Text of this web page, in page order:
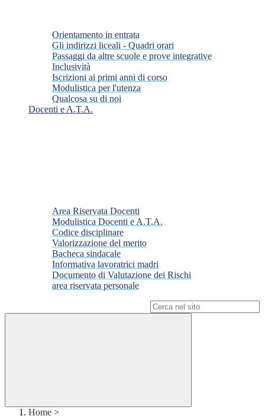
Orientamento in entrata
Gli indirizzi liceali - Quadri orari
Passaggi da altre scuole e prove integrative
Inclusività
Iscrizioni ai primi anni di corso
Modulistica per l'utenza
Qualcosa su di noi
Docenti e A.T.A.
Area Riservata Docenti
Modulistica Docenti e A.T.A.
Codice disciplinare
Valorizzazione del merito
Bacheca sindacale
Informativa lavoratrici madri
Documento di Valutazione dei Rischi
area riservata personale
Home >